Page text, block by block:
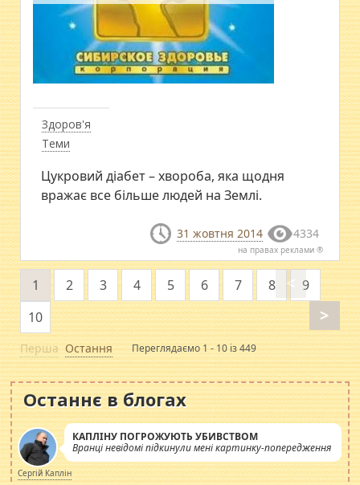
Здоров'я
Теми
Цукровий діабет – хвороба, яка щодня
вражає все більше людей на Землі.
31 жовтня 2014 4334
на правах реклами ®
Перша
<
1 2 3 4 5 6 7 8
9
10
>
Остання Переглядаємо 1 - 10 із 449
Останнє в блогах
КАПЛІНУ ПОГРОЖУЮТЬ УБИВСТВОМ
Вранці невідомі підкинули мені картинку-попередження
Сергій Каплін